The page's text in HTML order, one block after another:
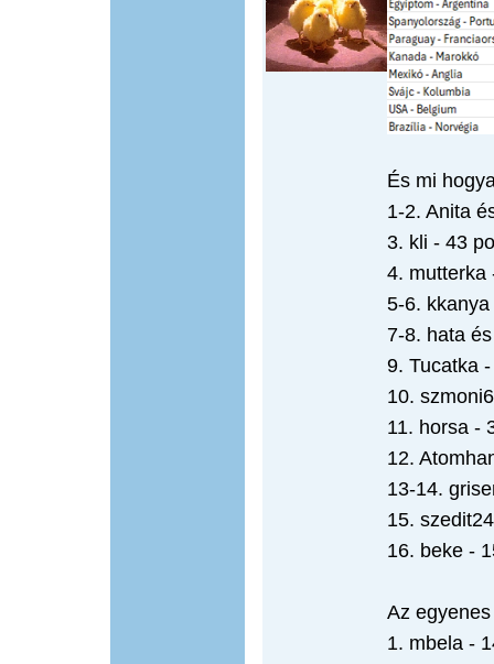
És mi
1-2. Anita
3. kli - 43
4. mutterka
5-6.
7-8. hata
9. Tucatka
10.
11. horsa -
12.
13-14.
15.
16. beke -
Az
1. mbela -